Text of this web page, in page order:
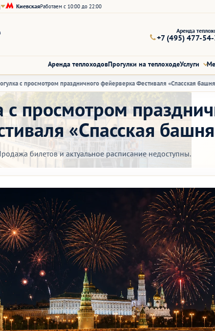
КиевскаяРаботаем с 10:00 до 22:00
Аренда теплоходовПрогулки на теплоходеУслуги
Аренда
+7 (495) 477-
с просмотром праздничного фейерверка Фестиваля «Спасская
с просмотром
«Спасская
билетов и актуальное расписание недоступны.